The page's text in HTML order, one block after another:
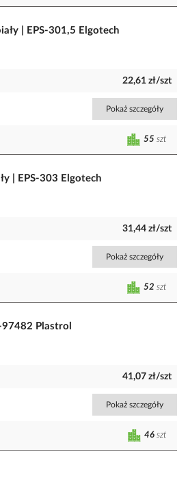
| EPS-301,5 Elgotech
22,61 zł/szt
Pokaż szczegóły
55 szt
| EPS-303 Elgotech
31,44 zł/szt
Pokaż szczegóły
52 szt
Plastrol
41,07 zł/szt
Pokaż szczegóły
46 szt